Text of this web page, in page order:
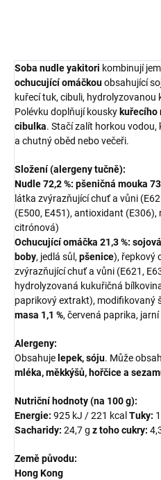
Soba nudle yakitori kombinují
ochucující omáčkouobsahující
kuřecí tuk, cibuli,
Polévku doplňují kousky kuřecího
cibulka. Stačí zalít horkou
a chutný oběd nebo večeři.
Složení (alergeny tučně):
Nudle 72,2 %: pšeničná mouka
látka zvýrazňující chuť a vůni
(E500, E451), antioxidant
citrónová)
Ochucující omáčka 21,3 %:
boby, jedlá sůl, pšenice), řepkový
zvýrazňující chuť a vůni (E621,
hydrolyzovaná kukuřičná
paprikový extrakt), modifikovaný
masa 1,1 %, červená paprika,
Alergeny:
Obsahuje lepek, sóju. Může
mléka, měkkýšů, hořčice a
Nutriční hodnoty (na 100 g):
Energie: 925 kJ / 221 kcal Tuky:
Sacharidy: 24,7 g z toho cukry:
Země původu:
Hong Kong